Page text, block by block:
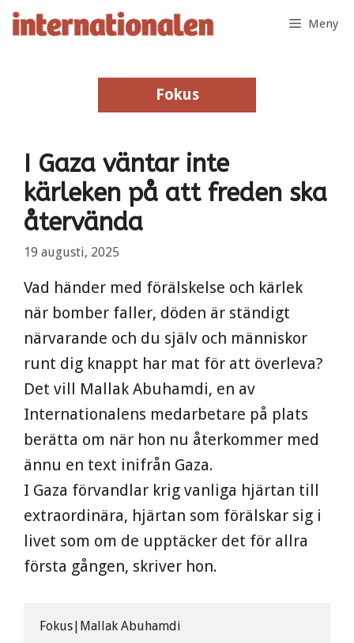
Hoppa
Meny
Fokus
Fokus
I Gaza väntar inte
kärleken på att freden ska
återvända
19 augusti, 2025
Vad händer med förälskelse och kärlek
när bomber faller, döden är ständigt
närvarande och du själv och människor
runt dig knappt har mat för att överleva?
Det vill Mallak Abuhamdi, en av
Internationalens medarbetare på plats
berätta om när hon nu återkommer med
ännu en text inifrån Gaza.
I Gaza förvandlar krig vanliga hjärtan till
extraordinära, hjärtan som förälskar sig i
livet som om de upptäcker det för allra
första gången, skriver hon.
Fokus|Mallak Abuhamdi